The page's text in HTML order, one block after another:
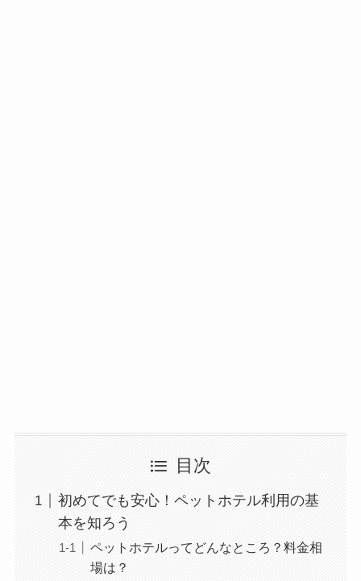
目次
初めてでも安心！ペットホテル利用の基
本を知ろう
ペットホテルってどんなところ？料金相
場は？